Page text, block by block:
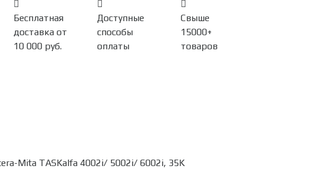
Бесплатная
доставка от
10 000 руб.
Доступные
способы
оплаты
Свыше
15000+
товаров
Mita TASKalfa 4002i/ 5002i/ 6002i, 35K